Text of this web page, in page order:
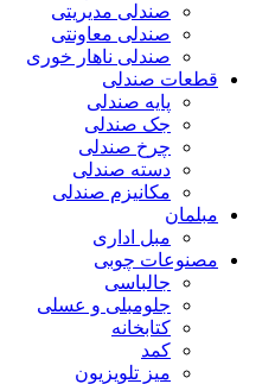
صندلی مدیریتی
صندلی معاونتی
صندلی ناهار خوری
قطعات صندلی
پایه صندلی
جک صندلی
چرخ صندلی
دسته صندلی
مکانیزم صندلی
مبلمان
مبل اداری
مصنوعات چوبی
جالباسی
جلومبلی و عسلی
کتابخانه
کمد
میز تلویزیون